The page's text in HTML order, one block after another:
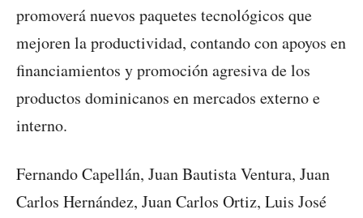
promoverá nuevos paquetes tecnológicos que
mejoren la productividad, contando con apoyos en
financiamientos y promoción agresiva de los
productos dominicanos en mercados externo e
interno.
Fernando Capellán, Juan Bautista Ventura, Juan
Carlos Hernández, Juan Carlos Ortiz, Luis José